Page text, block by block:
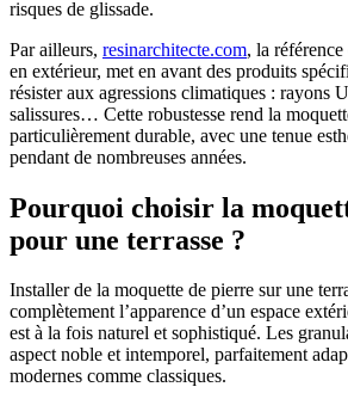
risques de glissade.
Par ailleurs, resinarchitecte.com, la
en extérieur, met en avant des produits
résister aux agressions climatiques : rayons
salissures… Cette robustesse rend la
particulièrement durable, avec une tenue
pendant de nombreuses années.
Pourquoi choisir la
pour une terrasse ?
Installer de la moquette de pierre sur une
complètement l’apparence d’un espace
est à la fois naturel et sophistiqué. Les
aspect noble et intemporel, parfaitement
modernes comme classiques.